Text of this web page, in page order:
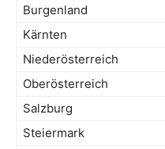
Burgenland
Kärnten
Niederösterreich
Oberösterreich
Salzburg
Steiermark